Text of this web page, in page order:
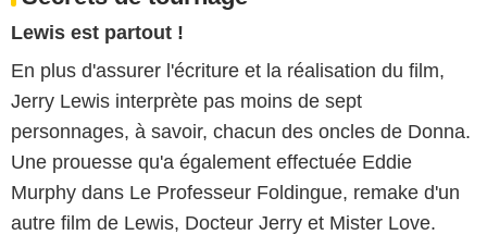
Lewis est partout !
En plus d'assurer l'écriture et la réalisation du film,
Jerry Lewis interprète pas moins de sept
personnages, à savoir, chacun des oncles de Donna.
Une prouesse qu'a également effectuée Eddie
Murphy dans Le Professeur Foldingue, remake d'un
autre film de Lewis, Docteur Jerry et Mister Love.